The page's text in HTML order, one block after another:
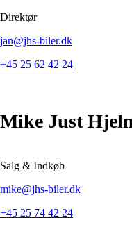
Direktør
jan@jhs-biler.dk
+45 25 62 42 24
Mike Just
Salg & Indkøb
mike@jhs-biler.dk
+45 25 74 42 24